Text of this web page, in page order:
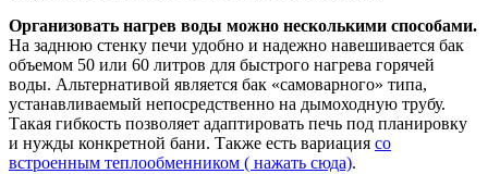
Организовать нагрев воды можно несколькими способами.
На заднюю стенку печи удобно и надежно навешивается бак
объемом 50 или 60 литров для быстрого нагрева горячей
воды. Альтернативой является бак «самоварного» типа,
устанавливаемый непосредственно на дымоходную трубу.
Такая гибкость позволяет адаптировать печь под планировку
и нужды конкретной бани. Также есть вариация со
встроенным теплообменником ( нажать сюда).